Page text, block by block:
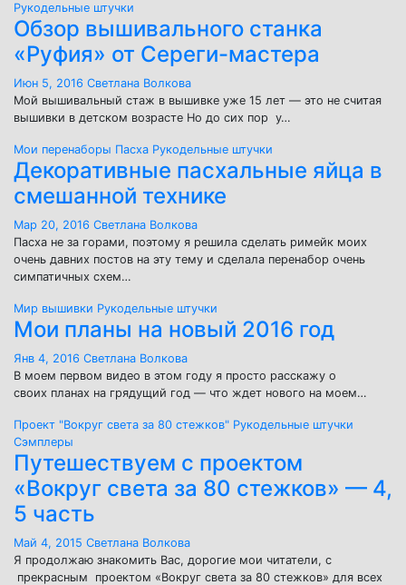
Рукодельные штучки
Обзор вышивального станка
«Руфия» от Сереги-мастера
Июн 5, 2016 Светлана Волкова
Мой вышивальный стаж в вышивке уже 15 лет — это не считая
вышивки в детском возрасте Но до сих пор у…
Мои перенаборы Пасха Рукодельные штучки
Декоративные пасхальные яйца в
смешанной технике
Мар 20, 2016 Светлана Волкова
Пасха не за горами, поэтому я решила сделать римейк моих
очень давних постов на эту тему и сделала перенабор очень
симпатичных схем…
Мир вышивки Рукодельные штучки
Мои планы на новый 2016 год
Янв 4, 2016 Светлана Волкова
В моем первом видео в этом году я просто расскажу о
своих планах на грядущий год — что ждет нового на моем…
Проект "Вокруг света за 80 стежков" Рукодельные штучки
Сэмплеры
Путешествуем с проектом
«Вокруг света за 80 стежков» — 4,
5 часть
Май 4, 2015 Светлана Волкова
Я продолжаю знакомить Вас, дорогие мои читатели, с
прекрасным проектом «Вокруг света за 80 стежков» для всех